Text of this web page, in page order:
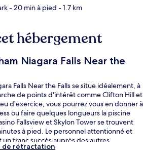
- 20 min à pied - 1.7 km
hébergement
Niagara Falls Near the
Falls Near the Falls se situe idéalement, à
de points d'intérêt comme Clifton Hill et
d'exercice, vous pourrez vous en donner à
ou faire quelques longueurs la piscine
Fallsview et Skylon Tower se trouvent
à pied. Le personnel attentionné et
franc succès auprès des autres
de rétractation